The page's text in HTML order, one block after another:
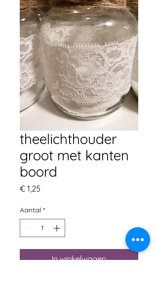
theelichthouder
groot met kanten
boord
€ 1,25
Aantal *
In winkelwagen